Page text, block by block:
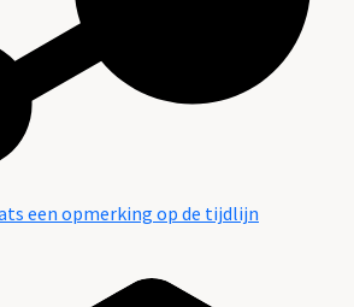
een opmerking op de tijdlijn